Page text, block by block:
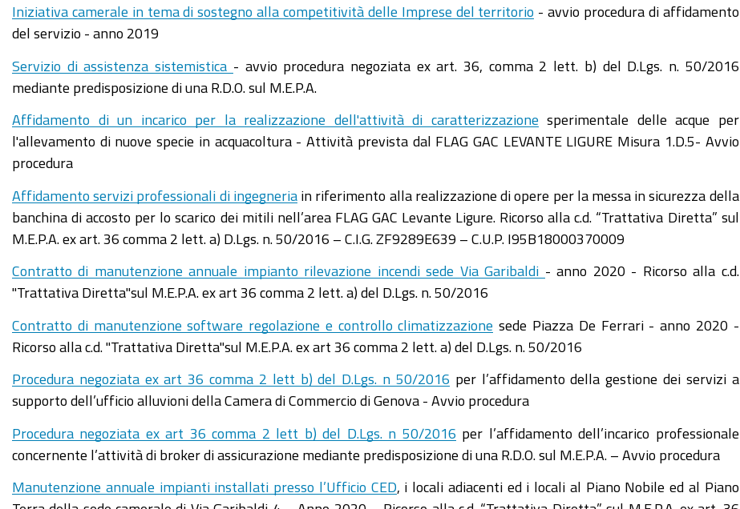
Iniziativa camerale in tema di sostegno alla competitività delle Imprese del territorio - avvio procedura di affidamento
del servizio - anno 2019
Servizio di assistenza sistemistica - avvio procedura negoziata ex art. 36, comma 2 lett. b) del D.Lgs. n. 50/2016
mediante predisposizione di una R.D.O. sul M.E.P.A.
Affidamento di un incarico per la realizzazione dell'attività di caratterizzazione sperimentale delle acque per
l'allevamento di nuove specie in acquacoltura - Attività prevista dal FLAG GAC LEVANTE LIGURE Misura 1.D.5- Avvio
procedura
Affidamento servizi professionali di ingegneriain riferimento alla realizzazione di opere per la messa in sicurezza della
banchina di accosto per lo scarico dei mitili nell’area FLAG GAC Levante Ligure. Ricorso alla c.d. “Trattativa Diretta” sul
M.E.P.A. ex art. 36 comma 2 lett. a) D.Lgs. n. 50/2016 – C.I.G. ZF9289E639 – C.U.P. I95B18000370009
Contratto di manutenzione annuale impianto rilevazione incendi sede Via Garibaldi - anno 2020 - Ricorso alla c.d.
"Trattativa Diretta"sul M.E.P.A. ex art 36 comma 2 lett. a) del D.Lgs. n. 50/2016
Contratto di manutenzione software regolazione e controllo climatizzazione sede Piazza De Ferrari - anno 2020 -
Ricorso alla c.d. "Trattativa Diretta"sul M.E.P.A. ex art 36 comma 2 lett. a) del D.Lgs. n. 50/2016
Procedura negoziata ex art 36 comma 2 lett b) del D.Lgs. n 50/2016 per l’affidamento della gestione dei servizi a
supporto dell’ufficio alluvioni della Camera di Commercio di Genova - Avvio procedura
Procedura negoziata ex art 36 comma 2 lett b) del D.Lgs. n 50/2016 per l’affidamento dell’incarico professionale
concernente l’attività di broker di assicurazione mediante predisposizione di una R.D.O. sul M.E.P.A. – Avvio procedura
Manutenzione annuale impianti installati presso l’Ufficio CED , i locali adiacenti ed i locali al Piano Nobile ed al Piano